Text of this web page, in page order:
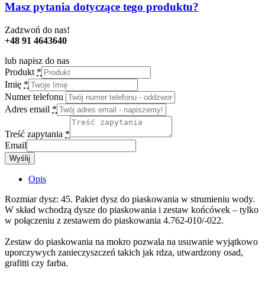
Masz pytania dotyczące tego produktu?
Zadzwoń do nas!
+48 91 4643640
lub napisz do nas
Produkt *
Imię *
Numer telefonu
Adres email *
Treść zapytania *
Email
Wyślij
Opis
Rozmiar dysz: 45. Pakiet dysz do piaskowania w strumieniu wody.
W skład wchodzą dysze do piaskowania i zestaw końcówek – tylko
w połączeniu z zestawem do piaskowania 4.762-010/-022.
Zestaw do piaskowania na mokro pozwala na usuwanie wyjątkowo
uporczywych zanieczyszczeń takich jak rdza, utwardzony osad,
grafitti czy farba.